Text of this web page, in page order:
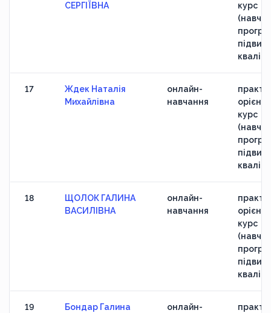
СЕРГІЇВНА
курс
17
Ждек Наталія
Михайлівна
онлайн-
навчання
курс
18
ЩОЛОК ГАЛИНА
ВАСИЛІВНА
онлайн-
навчання
курс
19
Бондар Галина
онлайн-